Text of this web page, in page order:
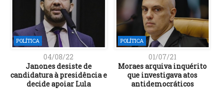
POLÍTICA
04/08/22
Janones desiste de
candidatura à presidência e
decide apoiar Lula
POLÍTICA
01/07/21
Moraes arquiva inquérito
que investigava atos
antidemocráticos